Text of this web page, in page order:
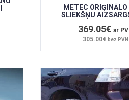
METEC
SLIEKŠŅU
369.05€ar
305.00€bez PVN